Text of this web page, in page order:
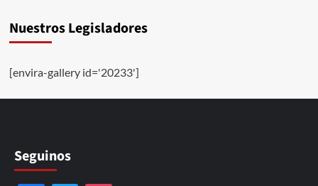
entradas
Nuestros Legisladores
[envira-gallery id='20233']
Seguinos